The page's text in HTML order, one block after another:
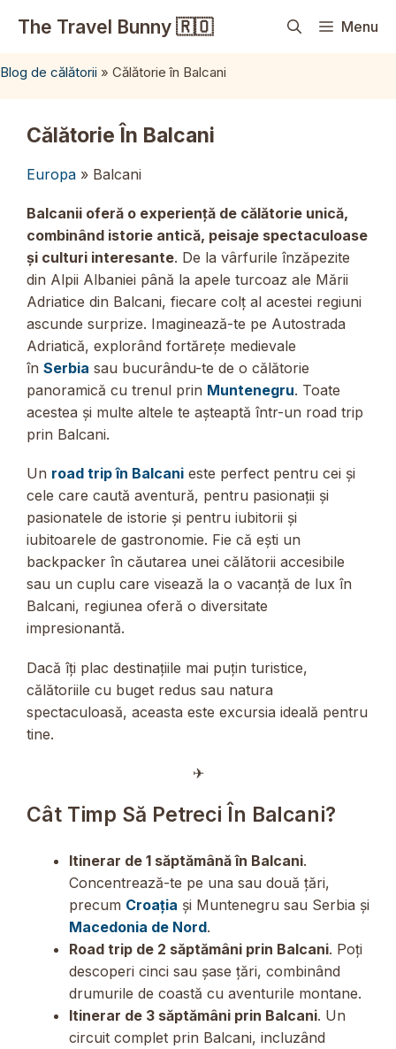
The Travel Bunny 🇷🇴 Menu
Blog de călătorii » Călătorie în Balcani
Călătorie În Balcani
Europa » Balcani
Balcanii oferă o experiență de călătorie unică,
combinând istorie antică, peisaje spectaculoase
și culturi interesante. De la vârfurile înzăpezite
din Alpii Albaniei până la apele turcoaz ale Mării
Adriatice din Balcani, fiecare colț al acestei regiuni
ascunde surprize. Imaginează-te pe Autostrada
Adriatică, explorând fortărețe medievale
în Serbia sau bucurându-te de o călătorie
panoramică cu trenul prin Muntenegru. Toate
acestea și multe altele te așteaptă într-un road trip
prin Balcani.
Un road trip în Balcani este perfect pentru cei și
cele care caută aventură, pentru pasionații și
pasionatele de istorie și pentru iubitorii și
iubitoarele de gastronomie. Fie că ești un
backpacker în căutarea unei călătorii accesibile
sau un cuplu care visează la o vacanță de lux în
Balcani, regiunea oferă o diversitate
impresionantă.
Dacă îți plac destinațiile mai puțin turistice,
călătoriile cu buget redus sau natura
spectaculoasă, aceasta este excursia ideală pentru
tine.
✈︎
Cât Timp Să Petreci În Balcani?
Itinerar de 1 săptămână în Balcani.
Concentrează-te pe una sau două țări,
precum Croația și Muntenegru sau Serbia și
Macedonia de Nord.
Road trip de 2 săptămâni prin Balcani. Poți
descoperi cinci sau șase țări, combinând
drumurile de coastă cu aventurile montane.
Itinerar de 3 săptămâni prin Balcani. Un
circuit complet prin Balcani, incluzând